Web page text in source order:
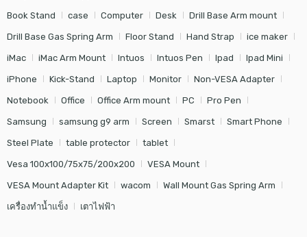
Book Stand case Computer Desk Drill Base Arm mount
Drill Base Gas Spring Arm Floor Stand Hand Strap ice maker
iMac iMac Arm Mount Intuos Intuos Pen Ipad Ipad Mini
iPhone Kick-Stand Laptop Monitor Non-VESA Adapter
Notebook Office Office Arm mount PC Pro Pen
Samsung samsung g9 arm Screen Smarst Smart Phone
Steel Plate table protector tablet
Vesa 100x100/75x75/200x200 VESA Mount
VESA Mount Adapter Kit wacom Wall Mount Gas Spring Arm
เครื่องทำน้ำแข็ง เตาไฟฟ้า